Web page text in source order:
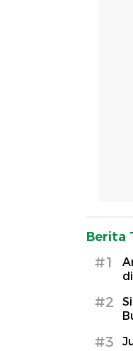
Berita
#1
#2
#3